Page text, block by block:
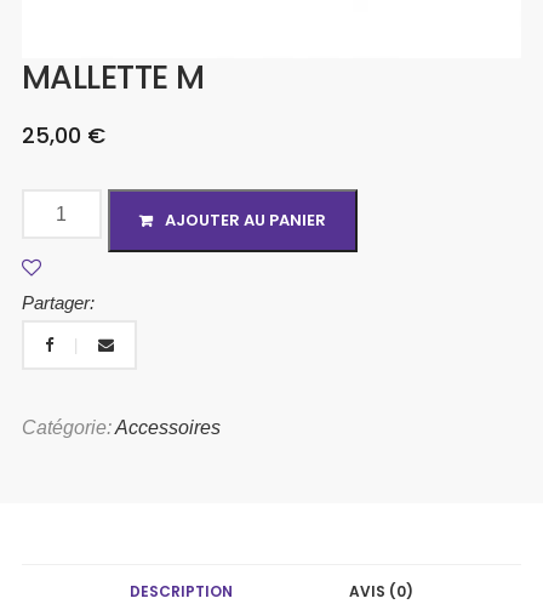
MALLETTE M
25,00 €
AJOUTER AU PANIER
Partager:
Catégorie:Accessoires
DESCRIPTION AVIS (0)